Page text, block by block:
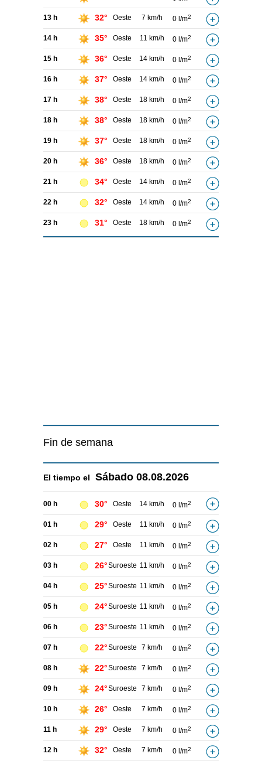
13 h 32° Oeste 7 km/h 0 l/m2
14 h 35° Oeste 11 km/h 0 l/m2
15 h 36° Oeste 14 km/h 0 l/m2
16 h 37° Oeste 14 km/h 0 l/m2
17 h 38° Oeste 18 km/h 0 l/m2
18 h 38° Oeste 18 km/h 0 l/m2
19 h 37° Oeste 18 km/h 0 l/m2
20 h 36° Oeste 18 km/h 0 l/m2
21 h 34° Oeste 14 km/h 0 l/m2
22 h 32° Oeste 14 km/h 0 l/m2
23 h 31° Oeste 18 km/h 0 l/m2
Fin de semana
El tiempo el Sábado 08.08.2026
00 h 30° Oeste 14 km/h 0 l/m2
01 h 29° Oeste 11 km/h 0 l/m2
02 h 27° Oeste 11 km/h 0 l/m2
03 h 26°Suroeste 11 km/h 0 l/m2
04 h 25°Suroeste 11 km/h 0 l/m2
05 h 24°Suroeste 11 km/h 0 l/m2
06 h 23°Suroeste 11 km/h 0 l/m2
07 h 22°Suroeste 7 km/h 0 l/m2
08 h 22°Suroeste 7 km/h 0 l/m2
09 h 24°Suroeste 7 km/h 0 l/m2
10 h 26° Oeste 7 km/h 0 l/m2
11 h 29° Oeste 7 km/h 0 l/m2
12 h 32° Oeste 7 km/h 0 l/m2